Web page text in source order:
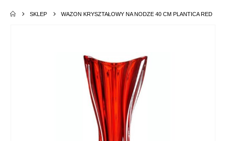
SKLEP WAZON KRYSZTAŁOWY NA NODZE 40 CM PLANTICA RED